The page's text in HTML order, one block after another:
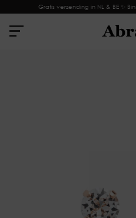
Gratis verzending in NL & BE ✨